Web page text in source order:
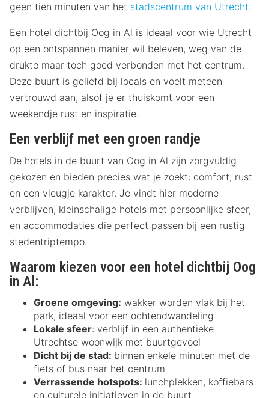
geen tien minuten van het stadscentrum van Utrecht.
Een hotel dichtbij Oog in Al is ideaal voor wie Utrecht
op een ontspannen manier wil beleven, weg van de
drukte maar toch goed verbonden met het centrum.
Deze buurt is geliefd bij locals en voelt meteen
vertrouwd aan, alsof je er thuiskomt voor een
weekendje rust en inspiratie.
Een verblijf met een groen randje
De hotels in de buurt van Oog in Al zijn zorgvuldig
gekozen en bieden precies wat je zoekt: comfort, rust
en een vleugje karakter. Je vindt hier moderne
verblijven, kleinschalige hotels met persoonlijke sfeer,
en accommodaties die perfect passen bij een rustig
stedentriptempo.
Waarom kiezen voor een hotel dichtbij Oog
in Al:
Groene omgeving: wakker worden vlak bij het
park, ideaal voor een ochtendwandeling
Lokale sfeer: verblijf in een authentieke
Utrechtse woonwijk met buurtgevoel
Dicht bij de stad: binnen enkele minuten met de
fiets of bus naar het centrum
Verrassende hotspots: lunchplekken, koffiebars
en culturele initiatieven in de buurt